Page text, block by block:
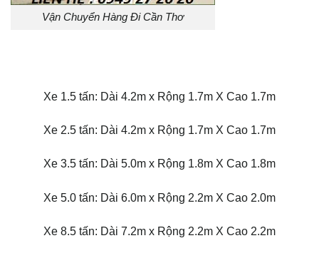
Vận Chuyển Hàng Đi Cần Thơ
Xe 1.5 tấn: Dài 4.2m x Rộng 1.7m X Cao 1.7m
Xe 2.5 tấn: Dài 4.2m x Rộng 1.7m X Cao 1.7m
Xe 3.5 tấn: Dài 5.0m x Rộng 1.8m X Cao 1.8m
Xe 5.0 tấn: Dài 6.0m x Rộng 2.2m X Cao 2.0m
Xe 8.5 tấn: Dài 7.2m x Rộng 2.2m X Cao 2.2m